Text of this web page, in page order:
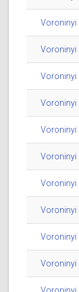
Voroninyi
Voroninyi
Voroninyi
Voroninyi
Voroninyi
Voroninyi
Voroninyi
Voroninyi
Voroninyi
Voroninyi